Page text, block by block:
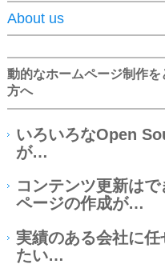
About us
動的なホームページ制作
方へ
いろいろなOpen
が…
コンテンツ更新は
ページの作成が…
実績のある会社に
たい…